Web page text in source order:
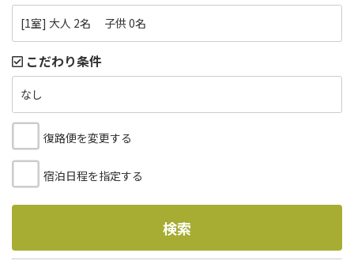
[1室] 大人 2名 子供 0名
こだわり条件
なし
復路便を変更する
宿泊日程を指定する
検索